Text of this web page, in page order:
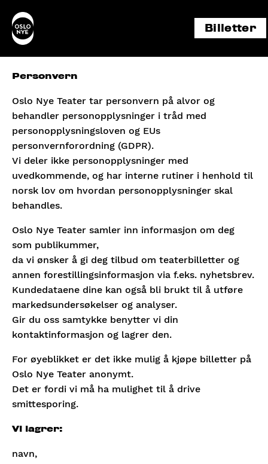
Billetter
Personvern
Oslo Nye Teater tar personvern på alvor og
behandler personopplysninger i tråd med
personopplysningsloven og EUs
personvernforordning (GDPR).
Vi deler ikke personopplysninger med
uvedkommende, og har interne rutiner i henhold til
norsk lov om hvordan personopplysninger skal
behandles.
Oslo Nye Teater samler inn informasjon om deg
som publikummer,
da vi ønsker å gi deg tilbud om teaterbilletter og
annen forestillingsinformasjon via f.eks. nyhetsbrev.
Kundedataene dine kan også bli brukt til å utføre
markedsundersøkelser og analyser.
Gir du oss samtykke benytter vi din
kontaktinformasjon og lagrer den.
For øyeblikket er det ikke mulig å kjøpe billetter på
Oslo Nye Teater anonymt.
Det er fordi vi må ha mulighet til å drive
smittesporing.
Vi lagrer:
navn,